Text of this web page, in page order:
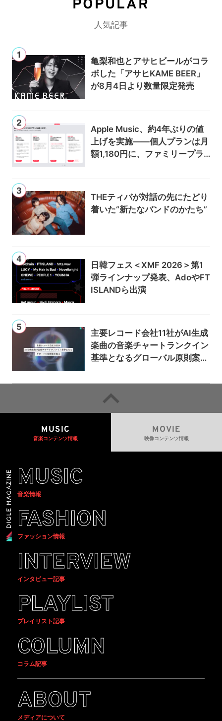
POPULAR
人気記事
亀梨和也とアサヒビールがコラ
ボした「アサヒKAME BEER」
が8月4日より数量限定発売
Apple Music、約4年ぶりの値
上げを実施——個人プランは月
額1,180円に、ファミリープラ
THEティバが対話の先にたどり
着いた“新たなバンドのかたち”
日韓フェス＜XMF 2026＞第1
弾ラインナップ発表、AdoやFT
ISLANDら出演
主要レコード会社11社がAI生成
楽曲の音楽チャートランクイン
基準となるグローバル原則案を
るための統一的な枠組みを提案
MUSIC
音楽コンテンツ情報
MOVIE
映像コンテンツ情報
MUSIC
音楽情報
FASHION
ファッション情報
INTERVIEW
インタビュー記事
PLAYLIST
プレイリスト記事
COLUMN
コラム記事
ABOUT
メディアについて